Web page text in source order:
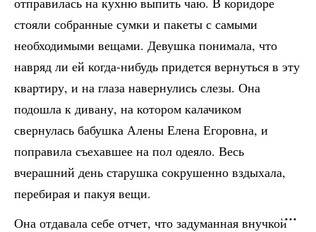
стояли собранные сумки и пакеты с самыми
необходимыми вещами. Девушка понимала, что
навряд ли ей когда-нибудь придется вернуться в эту
квартиру, и на глаза навернулись слезы. Она
подошла к дивану, на котором калачиком
свернулась бабушка Алены Елена Егоровна, и
поправила съехавшее на пол одеяло. Весь
вчерашний день старушка сокрушенно вздыхала,
перебирая и пакуя вещи.
Она отдавала себе отчет, что задуманная внучкой